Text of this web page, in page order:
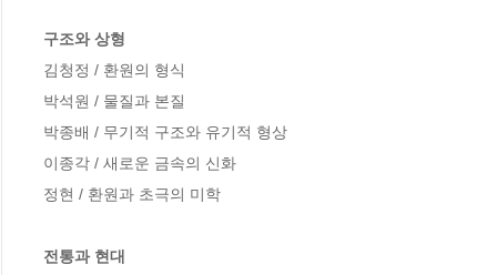
구조와 상형
김청정 / 환원의 형식
박석원 / 물질과 본질
박종배 / 무기적 구조와 유기적 형상
이종각 / 새로운 금속의 신화
정현 / 환원과 초극의 미학
전통과 현대